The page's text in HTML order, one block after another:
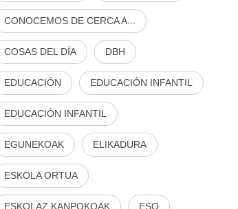
CONOCEMOS DE CERCA A...
COSAS DEL DÍA DBH
EDUCACIÓN EDUCACIÓN INFANTIL
EDUCACIÓN INFANTIL
EGUNEKOAK ELIKADURA
ESKOLA ORTUA
ESKOLAZ KANPOKOAK ESO